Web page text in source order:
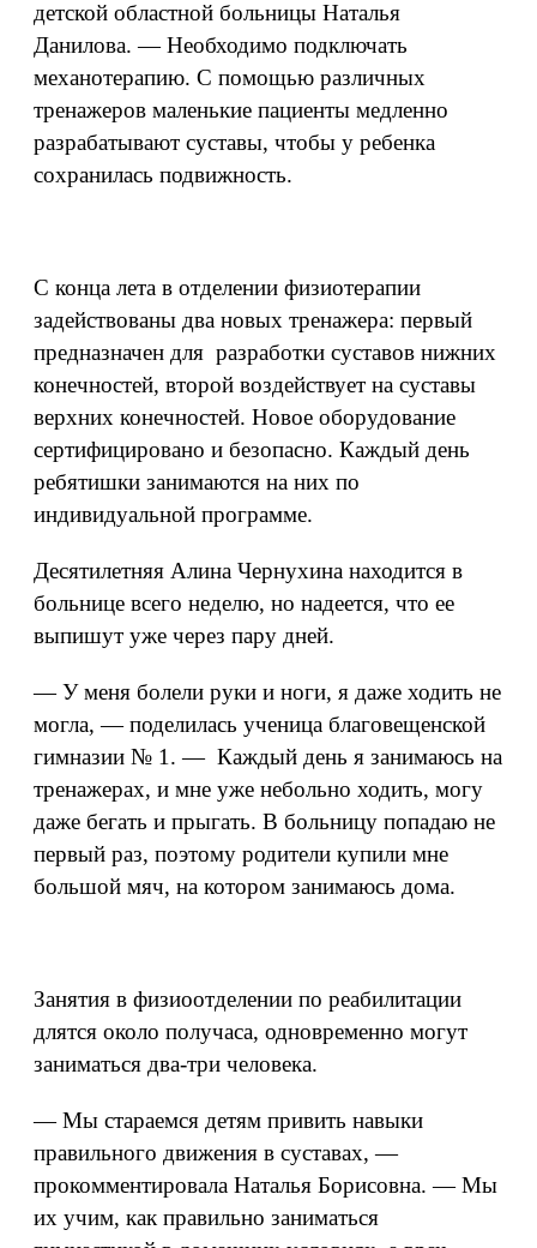
детской областной больницы Наталья
Данилова. — Необходимо подключать
механотерапию. С помощью различных
тренажеров маленькие пациенты медленно
разрабатывают суставы, чтобы у ребенка
сохранилась подвижность.
С конца лета в отделении физиотерапии
задействованы два новых тренажера: первый
предназначен для разработки суставов нижних
конечностей, второй воздействует на суставы
верхних конечностей. Новое оборудование
сертифицировано и безопасно. Каждый день
ребятишки занимаются на них по
индивидуальной программе.
Десятилетняя Алина Чернухина находится в
больнице всего неделю, но надеется, что ее
выпишут уже через пару дней.
— У меня болели руки и ноги, я даже ходить не
могла, — поделилась ученица благовещенской
гимназии № 1. — Каждый день я занимаюсь на
тренажерах, и мне уже небольно ходить, могу
даже бегать и прыгать. В больницу попадаю не
первый раз, поэтому родители купили мне
большой мяч, на котором занимаюсь дома.
Занятия в физиоотделении по реабилитации
длятся около получаса, одновременно могут
заниматься два-три человека.
— Мы стараемся детям привить навыки
правильного движения в суставах, —
прокомментировала Наталья Борисовна. — Мы
их учим, как правильно заниматься